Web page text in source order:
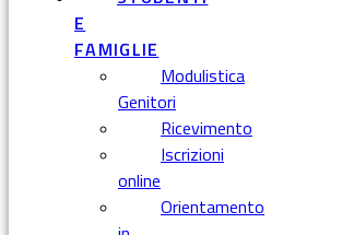
E
FAMIGLIE
Modulistica
Genitori
Ricevimento
Iscrizioni
online
Orientamento